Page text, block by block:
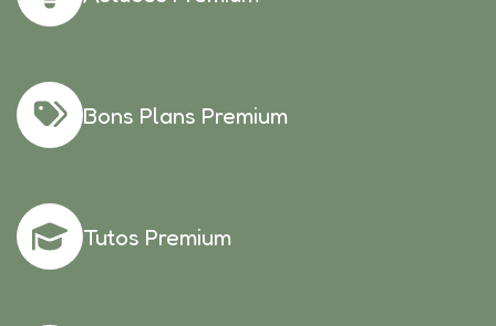
Bons Plans Premium
Tutos Premium